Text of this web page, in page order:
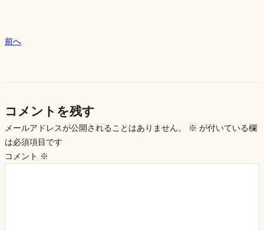
前へ
コメントを残す
メールアドレスが公開されることはありません。 ※ が付いている欄
は必須項目です
コメント ※